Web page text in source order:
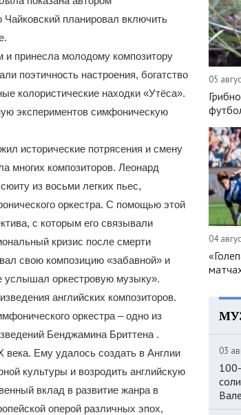
планировал включить
принесла молодому композитору
поэтичность настроения, богатство
колористические находки «Утёса».
экспериментов симфоническую
исторические потрясения и смену
многих композиторов. Леонард
из восьми легких пьес,
оркестра. С помощью этой
с которым его связывали
кризис после смерти
свою композицию «забавной» и
услышал оркестровую музыку».
английских композиторов.
оркестра – одно из
Бенджамина Бриттена .
века. Ему удалось создать в Англии
культуры и возродить английскую
вклад в развитие жанра в
оперой различных эпох,
05
04
03